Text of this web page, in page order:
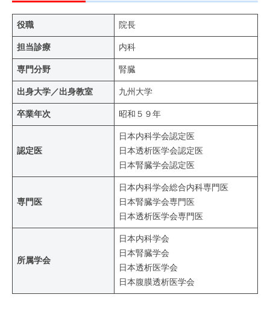
役職 院長
担当診療 内科
専門分野 腎臓
出身大学／出身教室 九州大学
卒業年次 昭和５９年
認定医
日本内科学会認定医
日本透析医学会認定医
日本腎臓学会認定医
専門医
日本内科学会総合内科専門医
日本腎臓学会専門医
日本透析医学会専門医
所属学会
日本内科学会
日本腎臓学会
日本透析医学会
日本腹膜透析医学会